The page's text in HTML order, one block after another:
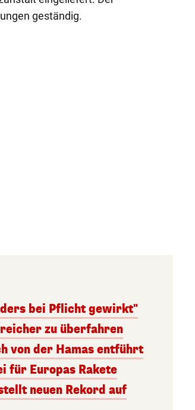
geständig.
bei Pflicht gewirkt"
zu überfahren
von der Hamas entführt
für Europas Rakete
neuen Rekord auf